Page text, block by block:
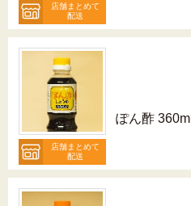
店舗まとめて
配送
店舗まとめて
配送
ぽん酢 360ml